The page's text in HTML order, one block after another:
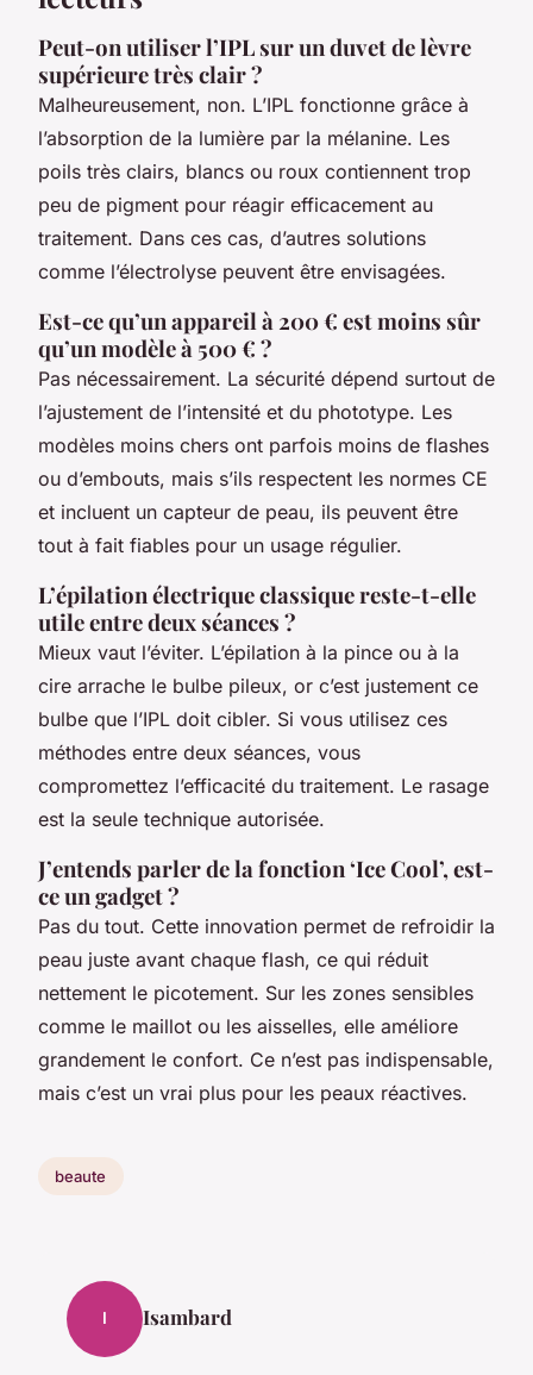
Peut-on utiliser l’IPL sur un duvet de lèvre
supérieure très clair ?
Malheureusement, non. L’IPL fonctionne grâce à
l’absorption de la lumière par la mélanine. Les
poils très clairs, blancs ou roux contiennent trop
peu de pigment pour réagir efficacement au
traitement. Dans ces cas, d’autres solutions
comme l’électrolyse peuvent être envisagées.
Est-ce qu’un appareil à 200 € est moins sûr
qu’un modèle à 500 € ?
Pas nécessairement. La sécurité dépend surtout de
l’ajustement de l’intensité et du phototype. Les
modèles moins chers ont parfois moins de flashes
ou d’embouts, mais s’ils respectent les normes CE
et incluent un capteur de peau, ils peuvent être
tout à fait fiables pour un usage régulier.
L’épilation électrique classique reste-t-elle
utile entre deux séances ?
Mieux vaut l’éviter. L’épilation à la pince ou à la
cire arrache le bulbe pileux, or c’est justement ce
bulbe que l’IPL doit cibler. Si vous utilisez ces
méthodes entre deux séances, vous
compromettez l’efficacité du traitement. Le rasage
est la seule technique autorisée.
J’entends parler de la fonction ‘Ice Cool’, est-
ce un gadget ?
Pas du tout. Cette innovation permet de refroidir la
peau juste avant chaque flash, ce qui réduit
nettement le picotement. Sur les zones sensibles
comme le maillot ou les aisselles, elle améliore
grandement le confort. Ce n’est pas indispensable,
mais c’est un vrai plus pour les peaux réactives.
beaute
I Isambard